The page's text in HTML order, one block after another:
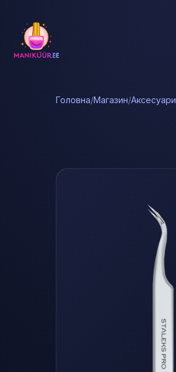
Головна/Магазин/Аксесуари